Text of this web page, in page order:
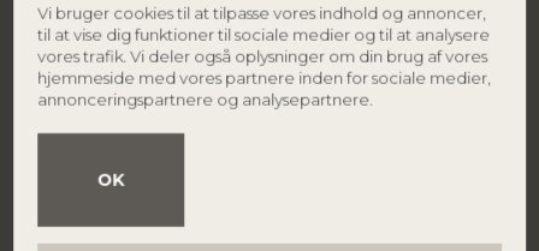
Vi bruger cookies til at tilpasse vores indhold og annoncer,
til at vise dig funktioner til sociale medier og til at analysere
vores trafik. Vi deler også oplysninger om din brug af vores
hjemmeside med vores partnere inden for sociale medier,
annonceringspartnere og analysepartnere.
OK
DK-7430 Ikast
Danmark
Tlf.: +45 9626 4645
CVR.: 27 91 90 81
info@bloomingville.com
Find forhandler
Karriere
Smiley rapport
Persondatapolitik